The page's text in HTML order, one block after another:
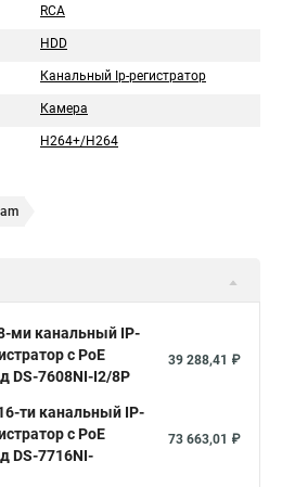
RCA
HDD
Канальный Ip-регистратор
Камера
H264+/H264
ми канальный IP-
c PoE
DS-7608NI-I2/8P
39 288,41 ₽
ти канальный IP-
c PoE
DS-7716NI-
73 663,01 ₽